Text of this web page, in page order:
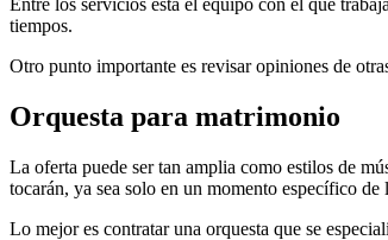
tiempos.
Otro punto importante es revisar opiniones de
Orquesta para matrimonio
La oferta puede ser tan amplia como estilos de
tocarán, ya sea solo en un momento específico de
Lo mejor es contratar una orquesta que se